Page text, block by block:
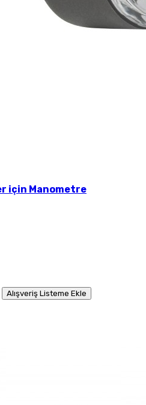
için Manometre
Alışveriş Listeme Ekle